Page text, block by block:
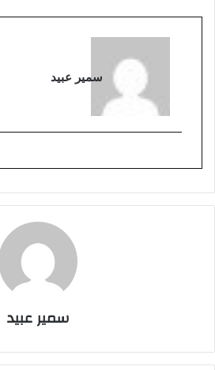
سمير عبيد
سمير عبيد